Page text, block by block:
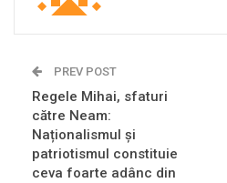
PREV POST
Regele Mihai, sfaturi
către Neam:
Naționalismul și
patriotismul constituie
ceva foarte adânc din